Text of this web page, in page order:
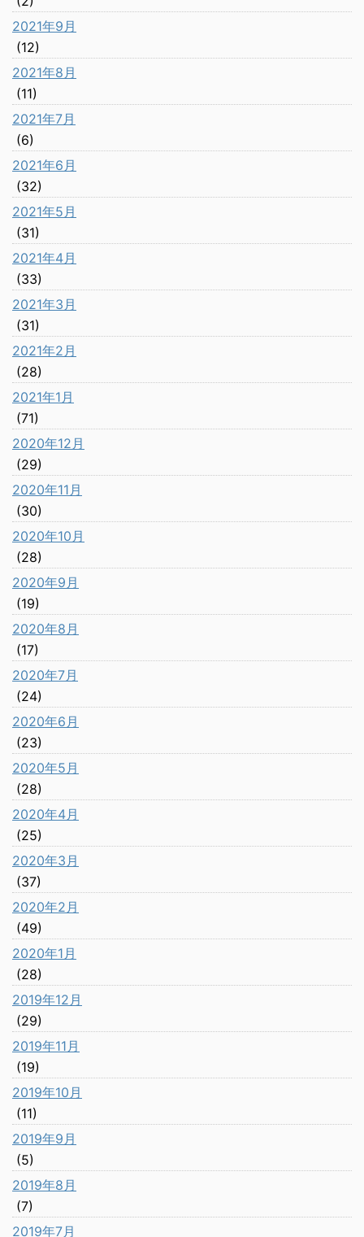
2021年9月
(12)
2021年8月
(11)
2021年7月
(6)
2021年6月
(32)
2021年5月
(31)
2021年4月
(33)
2021年3月
(31)
2021年2月
(28)
2021年1月
(71)
2020年12月
(29)
2020年11月
(30)
2020年10月
(28)
2020年9月
(19)
2020年8月
(17)
2020年7月
(24)
2020年6月
(23)
2020年5月
(28)
2020年4月
(25)
2020年3月
(37)
2020年2月
(49)
2020年1月
(28)
2019年12月
(29)
2019年11月
(19)
2019年10月
(11)
2019年9月
(5)
2019年8月
(7)
2019年7月